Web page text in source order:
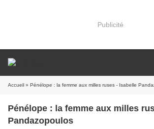
Publicité
Accueil » Pénélope : la femme aux milles ruses - Isabelle
Pénélope : la femme aux milles
Pandazopoulos